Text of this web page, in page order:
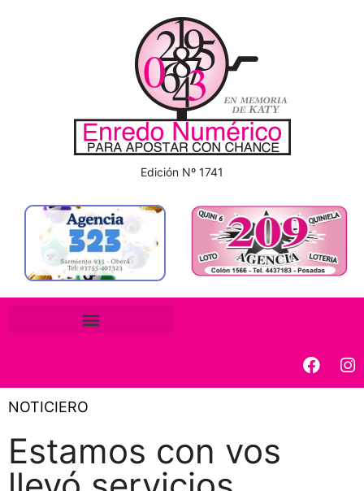
Edición Nº 1741
NOTICIERO
Estamos con vos